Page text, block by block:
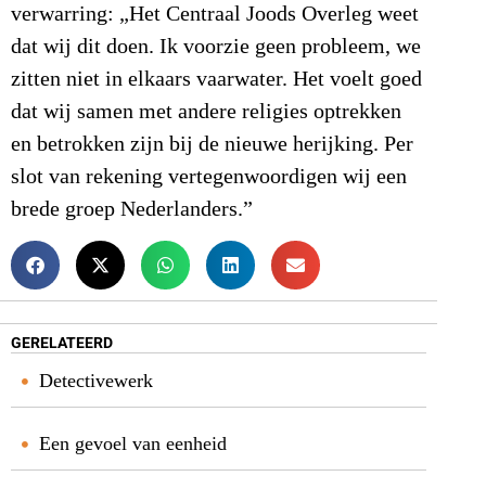
verwarring: „Het Centraal Joods Overleg weet
dat wij dit doen. Ik voorzie geen probleem, we
zitten niet in elkaars vaarwater. Het voelt goed
dat wij samen met andere religies optrekken
en betrokken zijn bij de nieuwe herijking. Per
slot van rekening vertegenwoordigen wij een
brede groep Nederlanders.”
GERELATEERD
Detectivewerk
Een gevoel van eenheid